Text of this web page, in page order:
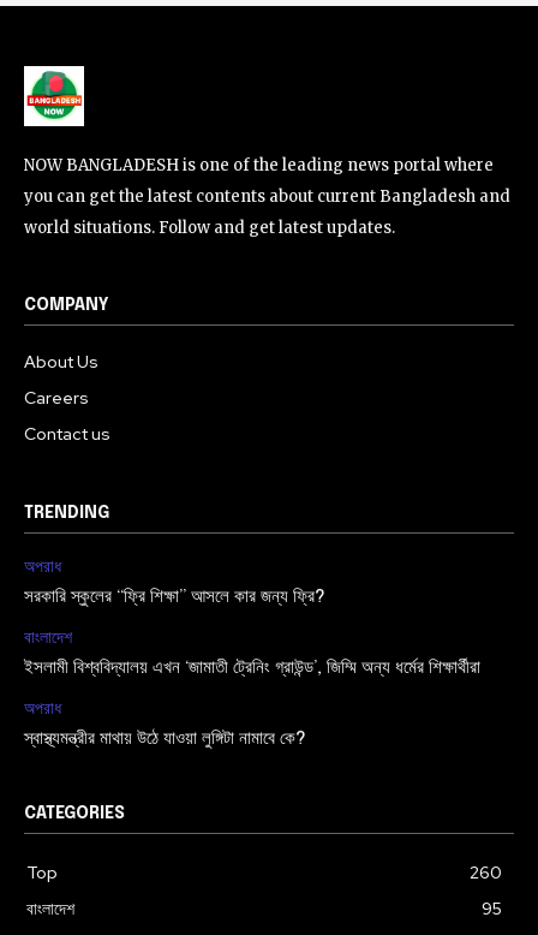
NOW BANGLADESH is one of the leading news portal where
you can get the latest contents about current Bangladesh and
world situations. Follow and get latest updates.
COMPANY
About Us
Careers
Contact us
TRENDING
অপরাধ
সরকারি স্কুলের “ফ্রি শিক্ষা” আসলে কার জন্য ফ্রি?
বাংলাদেশ
ইসলামী বিশ্ববিদ্যালয় এখন ‘জামাতী ট্রেনিং গ্রাউন্ড’, জিম্মি অন্য ধর্মের শিক্ষার্থীরা
অপরাধ
স্বাস্থ্যমন্ত্রীর মাথায় উঠে যাওয়া লুঙ্গিটা নামাবে কে?
CATEGORIES
Top
260
বাংলাদেশ
95